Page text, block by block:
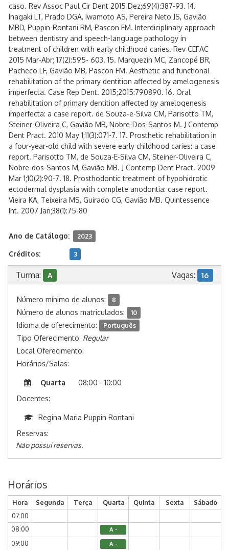
caso. Rev Assoc Paul Cir Dent 2015 Dez;69(4):387-93. 14.
Inagaki LT, Prado DGA, Iwamoto AS, Pereira Neto JS, Gavião
MBD, Puppin-Rontani RM, Pascon FM. Interdiciplinary approach
between dentistry and speech-language pathology in
treatment of children with early childhood caries. Rev CEFAC
2015 Mar-Abr; 17(2):595- 603. 15. Marquezin MC, Zancopé BR,
Pacheco LF, Gavião MB, Pascon FM. Aesthetic and functional
rehabilitation of the primary dentition affected by amelogenesis
imperfecta. Case Rep Dent. 2015;2015:790890. 16. Oral
rehabilitation of primary dentition affected by amelogenesis
imperfecta: a case report. de Souza-e-Silva CM, Parisotto TM,
Steiner-Oliveira C, Gavião MB, Nobre-Dos-Santos M. J Contemp
Dent Pract. 2010 May 1;11(3):071-7. 17. Prosthetic rehabilitation in
a four-year-old child with severe early childhood caries: a case
report. Parisotto TM, de Souza-E-Silva CM, Steiner-Oliveira C,
Nobre-dos-Santos M, Gavião MB. J Contemp Dent Pract. 2009
Mar 1;10(2):90-7. 18. Prosthodontic treatment of hypohidrotic
ectodermal dysplasia with complete anodontia: case report.
Vieira KA, Teixeira MS, Guirado CG, Gavião MB. Quintessence
Int. 2007 Jan;38(1):75-80
Ano de Catálogo: 2023
Créditos: 3
Turma: A Vagas: 16
Número mínimo de alunos: 8
Número de alunos matriculados: 10
Idioma de oferecimento: Português
Tipo Oferecimento: Regular
Local Oferecimento:
Horários/Salas:
Quarta
08:00 - 10:00
Docentes:
Regina Maria Puppin Rontani
Reservas:
Não possui reservas.
Horários
Hora Segunda Terça Quarta Quinta Sexta
Sábado
07:00
08:00
A -
09:00 A -